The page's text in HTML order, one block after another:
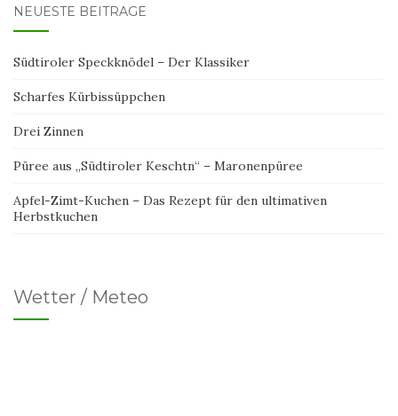
NEUESTE BEITRÄGE
Südtiroler Speckknödel – Der Klassiker
Scharfes Kürbissüppchen
Drei Zinnen
Püree aus „Südtiroler Keschtn“ – Maronenpüree
Apfel-Zimt-Kuchen – Das Rezept für den ultimativen
Herbstkuchen
Wetter / Meteo